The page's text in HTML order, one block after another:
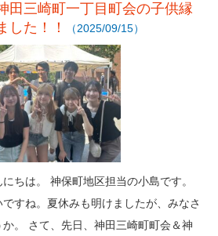
田三崎町一丁目町会の子供縁
した！！
（2025/09/15）
ちは。 神保町地区担当の小島です。
すね。夏休みも明けましたが、みなさ
。 さて、先日、神田三崎町町会＆神